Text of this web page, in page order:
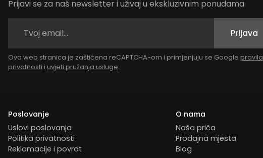
Prijavi se za naš newsletter i uživaj u ekskluzivnim ponudama
Prijava
Ova web stranica je zaštićena reCAPTCHA-om i primjenjuju se Google pravila
privatnosti i uvjeti pružanja usluge.
Poslovanje
Uslovi poslovanja
Politika privatnosti
Reklamacije i povrat
O nama
Naša priča
Prodajna mjesta
Blog